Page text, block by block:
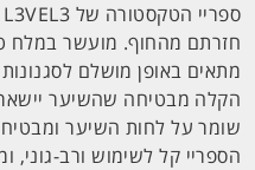
חזרתם מהחוף. מועשר במלח
מתאים באופן מושלם
הקלה מבטיחה שהשיער
שומר על לחות השיער
הספריי קל לשימוש ורב-גוני,